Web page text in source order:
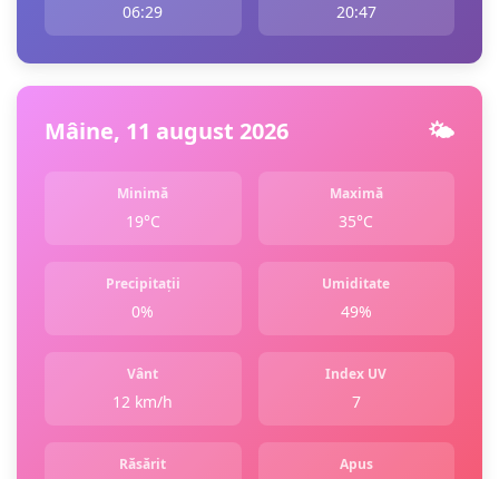
06:29 20:47
Mâine, 11 august 2026 🌤️
Minimă
19°C
Maximă
35°C
Precipitații
0%
Umiditate
49%
Vânt
12 km/h
Index UV
7
Răsărit Apus